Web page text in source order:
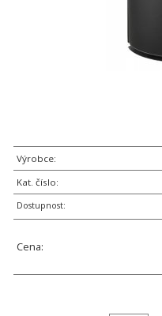
Výrobce:
Kat. číslo:
Dostupnost:
Cena: